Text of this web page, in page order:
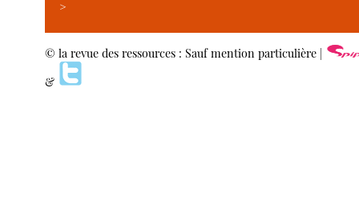
>
© la revue des ressources : Sauf mention particulière |
&